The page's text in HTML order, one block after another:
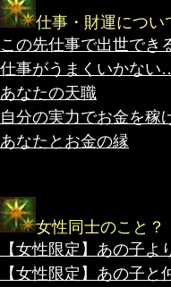
仕事・財運につい
この先仕事で出世でき
仕事がうまくいかない
あなたの天職
自分の実力でお金を稼
あなたとお金の縁
女性同士のこと？
【女性限定】あの子
【女性限定】あの子と